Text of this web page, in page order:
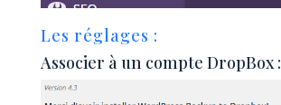
Les réglages :
Associer à un compte DropBox :